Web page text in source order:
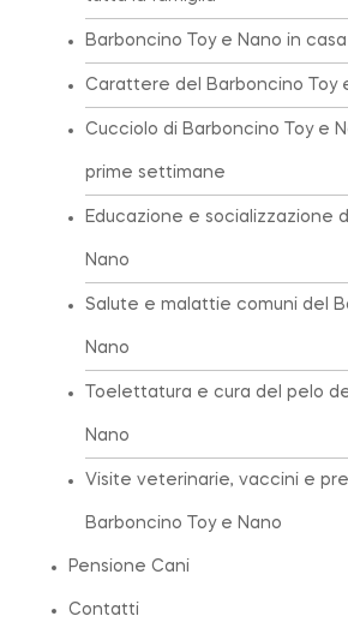
Barboncino Toy e Nano in
Carattere del Barboncino Toy
Cucciolo di Barboncino Toy e
prime settimane
Educazione e socializzazione
Nano
Salute e malattie comuni del
Nano
Toelettatura e cura del pelo
Nano
Visite veterinarie, vaccini e
Barboncino Toy e Nano
Pensione Cani
Contatti